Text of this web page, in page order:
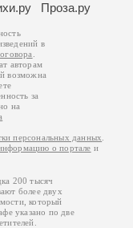
Проза.ру
в
авторам
возможна
за
на
персональных данных
о портале и
200 тысяч
более двух
который
указано по две